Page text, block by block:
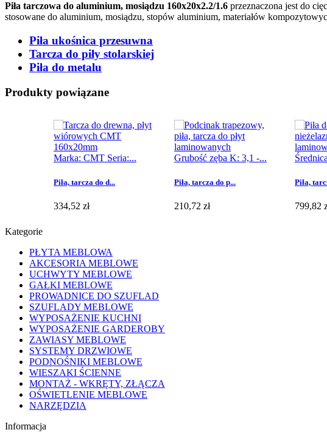
Piła tarczowa do aluminium, mosiądzu 160x20x2.2/1.6 przeznaczona jest do
stosowane do aluminium, mosiądzu, stopów aluminium, materiałów
Piła ukośnica przesuwna
Tarcza do piły stolarskiej
Piła do metalu
Produkty powiązane
Marka: CMT Seria:...
Piła, tarcza do d...
334,52 zł
Grubość zęba K: 3,1 -...
Piła, tarcza do p...
210,72 zł
Piła,
799,82
Kategorie
PŁYTA MEBLOWA
AKCESORIA MEBLOWE
UCHWYTY MEBLOWE
GAŁKI MEBLOWE
PROWADNICE DO SZUFLAD
SZUFLADY MEBLOWE
WYPOSAŻENIE KUCHNI
WYPOSAŻENIE GARDEROBY
ZAWIASY MEBLOWE
SYSTEMY DRZWIOWE
PODNOŚNIKI MEBLOWE
WIESZAKI ŚCIENNE
MONTAŻ - WKRĘTY, ZŁĄCZA
OŚWIETLENIE MEBLOWE
NARZĘDZIA
Informacja